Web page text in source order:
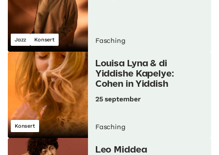
Jazz Konsert Fasching
Konsert
Louisa Lyna & di
Yiddishe Kapelye:
Cohen in Yiddish
25 september
Fasching
Leo Middea